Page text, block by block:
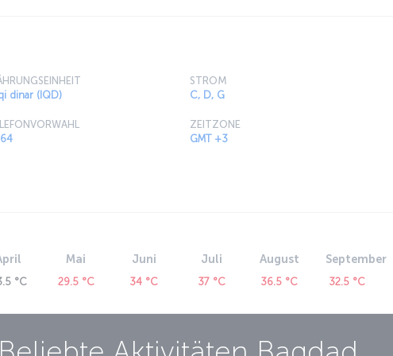
dinar (IQD)
STROM
C, D, G
ZEITZONE
GMT +3
°C
Mai
29.5 °C
Juni
34 °C
Juli
37 °C
August
36.5 °C
September
32.5 °C